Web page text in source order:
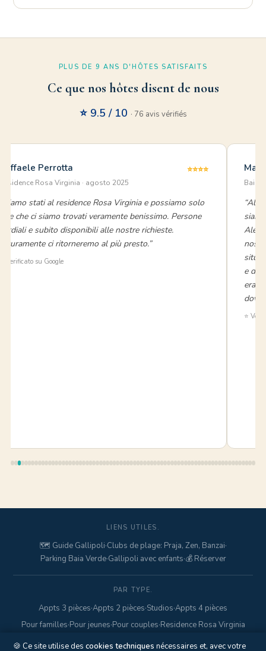
PLUS DE 9 ANS D'HÔTES SATISFAITS
Ce que nos hôtes disent de nous
⭐ 9.5 / 10 · 76 avis vérifiés
Raffaele Perrotta
Residence Rosa Virginia · agosto 2025
⭐⭐⭐⭐
“Siamo stati al residence Rosa Virginia e possiamo solo
dire che ci siamo trovati veramente benissimo. Persone
cordiali e subito disponibili alle nostre richieste.
Sicuramente ci ritorneremo al più presto.”
⭐ Verificato su Google
Baia
“Al
e dal
⭐
LIENS UTILES.
🗺️ Guide Gallipoli·Clubs de plage: Praja, Zen, Banzai·
Parking Baia Verde·Gallipoli avec enfants·💰 Réserver
PAR TYPE.
Appts 3 pièces·Appts 2 pièces·Studios·Appts 4 pièces
Pour familles·Pour jeunes·Pour couples·Residence Rosa Virginia
🍪 Ce site utilise descookies techniques nécessaires et, avec votre